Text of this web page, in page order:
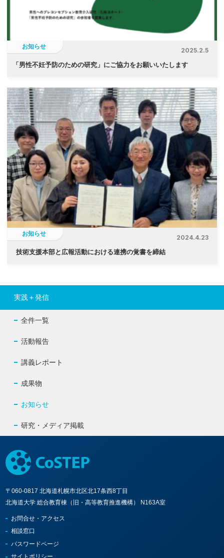
お知らせ
2025.2.5
「 男性不妊予防のための研究」にご協力をお願いいたします
お知らせ
2024.4.23
技術支援本部と広報活動における連携の覚書を締結
実践＋発信
全件一覧
活動報告
講義レポート
成果物
お知らせ
研究・メディア掲載
〒060-0817 北海道札幌市北区北17条西8丁目
北海道大学 総合教育棟（旧・高等教育推進機構） N163A室
お問合せ・アクセス
相談窓口
パスワードページ
サイトポリシー